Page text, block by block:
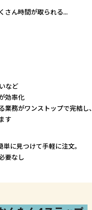
さん時間が取られる...
など
効率化
業務がワンストップで完結し、
す
に見つけて手軽に注文。
要なし